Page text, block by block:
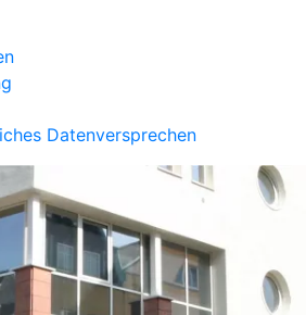
Datenversprechen